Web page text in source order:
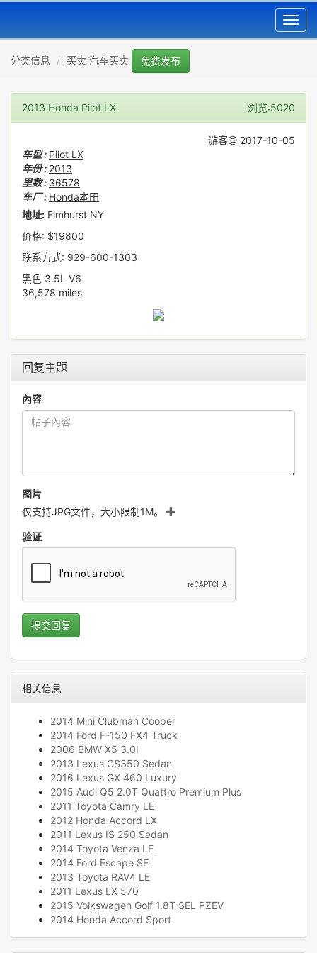
分类信息 买卖 汽车买卖 免费发布
2013 Honda Pilot LX 浏览:5020
游客@ 2017-10-05
车型 : Pilot LX
年份 : 2013
里数 : 36578
车厂 : Honda本田
地址: Elmhurst NY
价格: $19800
联系方式: 929-600-1303
黑色 3.5L V6
36,578 miles
回复主题
內容
图片
仅支持JPG文件，大小限制1M。
验证
提交回复
相关信息
2014 Mini Clubman Cooper
2014 Ford F-150 FX4 Truck
2006 BMW X5 3.0I
2013 Lexus GS350 Sedan
2016 Lexus GX 460 Luxury
2015 Audi Q5 2.0T Quattro Premium Plus
2011 Toyota Camry LE
2012 Honda Accord LX
2011 Lexus IS 250 Sedan
2014 Toyota Venza LE
2014 Ford Escape SE
2013 Toyota RAV4 LE
2011 Lexus LX 570
2015 Volkswagen Golf 1.8T SEL PZEV
2014 Honda Accord Sport